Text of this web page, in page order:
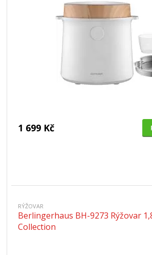
1 699 Kč
RÝŽOVAR
Berlingerhaus BH-9273 Rýžovar
Collection